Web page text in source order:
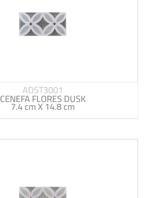
ADST3001
CENEFA FLORES DUSK
7.4 cm X 14.8 cm